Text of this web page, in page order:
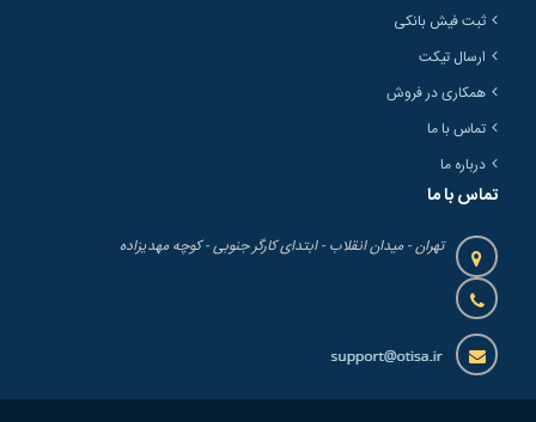
ثبت فیش بانکی
ارسال تیکت
همکاری در فروش
تماس با ما
درباره ما
تماس با ما
تهران - میدان انقلاب - ابتدای کارگر جنوبی - کوچه مهدیزاده